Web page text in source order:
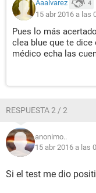
Aaalvarez 4
15 abr 2016 a las
Pues lo más
clea blue que te dice
médico echa las
RESPUESTA 2 / 2
anonimo..
15 abr 2016 a las
Si el test me dio